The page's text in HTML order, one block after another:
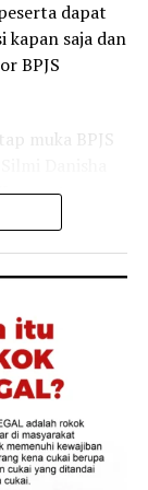
merasakan
manfaat
seperti
diri
dibutuhkan.
lebih
biaya saat
merasakan
semakin
dapat
kapan saja dan
BPJS
muka BPJS
ke
JKN
JKN setelah
itu saya lebih
praktis. Dari